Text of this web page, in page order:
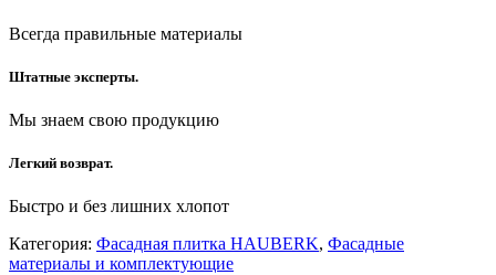
Всегда правильные материалы
Штатные эксперты.
Мы знаем свою продукцию
Легкий возврат.
Быстро и без лишних хлопот
Категория: Фасадная плитка HAUBERK, Фасадные
материалы и комплектующие